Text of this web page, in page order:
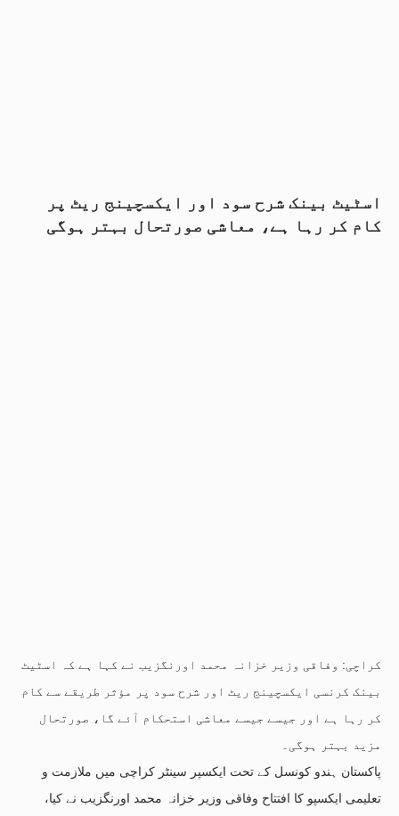
اسٹیٹ بینک شرح سود اور ایکسچینج ریٹ پر
کام کر رہا ہے، معاشی صورتحال بہتر ہوگی
کراچی: وفاقی وزیر خزانہ محمد اورنگزیب نے کہا ہے کہ اسٹیٹ
بینک کرنسی ایکسچینج ریٹ اور شرح سود پر مؤثر طریقے سے کام
کر رہا ہے اور جیسے جیسے معاشی استحکام آئے گا، صورتحال
مزید بہتر ہوگی۔
پاکستان ہندو کونسل کے تحت ایکسپر سینٹر کراچی میں ملازمت و
تعلیمی ایکسپو کا افتتاح وفاقی وزیر خزانہ محمد اورنگزیب نے کیا،